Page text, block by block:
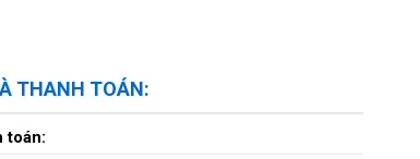
THANH TOÁN:
toán: